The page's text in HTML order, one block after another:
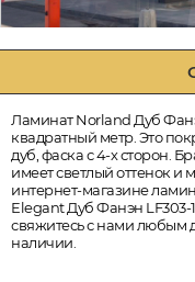
Ламинат Norland Дуб
квадратный метр. Это
дуб, фаска с 4-х сторон.
имеет светлый оттенок и
интернет-магазине
Elegant Дуб Фанэн LF303-
свяжитесь с нами любым
наличии.